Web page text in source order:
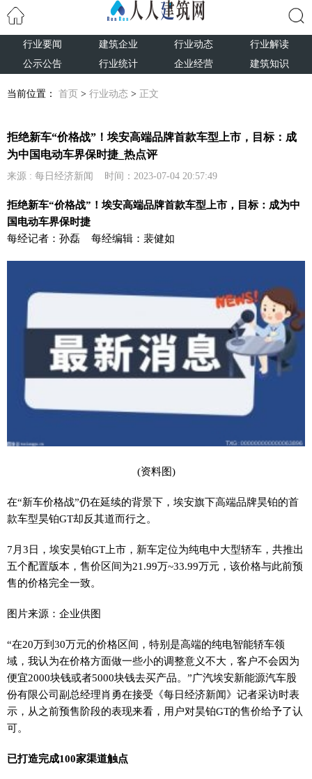
行业要闻 建筑企业 行业动态
行业解读
公示公告
行业统计 企业经营 建筑知识
当前位置： 首页 > 行业动态 > 正文
拒绝新车“价格战”！埃安高端品牌首款车型上市，目标：成
为中国电动车界保时捷_热点评
来源 : 每日经济新闻 时间：2023-07-04 20:57:49
拒绝新车“价格战”！埃安高端品牌首款车型上市，目标：成为中
国电动车界保时捷
每经记者：孙磊 每经编辑：裴健如
(资料图)
在“新车价格战”仍在延续的背景下，埃安旗下高端品牌昊铂的首
款车型昊铂GT却反其道而行之。
7月3日，埃安昊铂GT上市，新车定位为纯电中大型轿车，共推出
五个配置版本，售价区间为21.99万~33.99万元，该价格与此前预
售的价格完全一致。
图片来源：企业供图
“在20万到30万元的价格区间，特别是高端的纯电智能轿车领
域，我认为在价格方面做一些小的调整意义不大，客户不会因为
便宜2000块钱或者5000块钱去买产品。”广汽埃安新能源汽车股
份有限公司副总经理肖勇在接受《每日经济新闻》记者采访时表
示，从之前预售阶段的表现来看，用户对昊铂GT的售价给予了认
可。
已打造完成100家渠道触点